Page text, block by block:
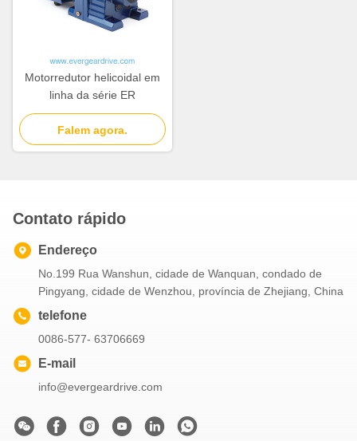
Motorredutor helicoidal em
linha da série ER
Falem agora.
Contato rápido
Endereço
No.199 Rua Wanshun, cidade de Wanquan, condado de
Pingyang, cidade de Wenzhou, província de Zhejiang, China
telefone
0086-577- 63706669
E-mail
info@evergeardrive.com